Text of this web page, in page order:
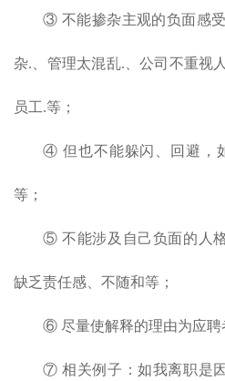
③ 不能掺杂主观的负面感
杂.、管理太混乱.、公司不重视
员工.等；
④ 但也不能躲闪、回避，
等；
⑤ 不能涉及自己负面的人
缺乏责任感、不随和等；
⑥ 尽量使解释的理由为应聘
⑦ 相关例子：如我离职是